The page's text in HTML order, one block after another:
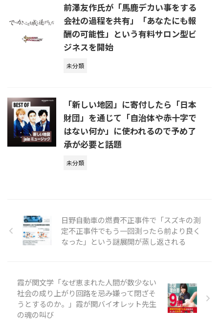
前澤友作氏が「馬鹿デカい事をする
会社の過程を共有」「あなたにも報
酬の可能性」という有料サロン型ビ
ジネスを開始
未分類
「新しい地図」に寄付したら「日本
財団」を通じて「自治体や赤十字で
はない何か」に使われるので予め了
承が必要と話題
未分類
日野自動車の燃費不正事件で「スズキの測
定不正事件でもう一回測ったら前より良く
なった」という謎展開が蒸し返される
霞が関文学「なぜ恵まれた人間が数少ない
社会の成り上がり回路を忌み嫌って閉ざそ
うとするのか。」霞が関バイオレット先生
の魂の叫び